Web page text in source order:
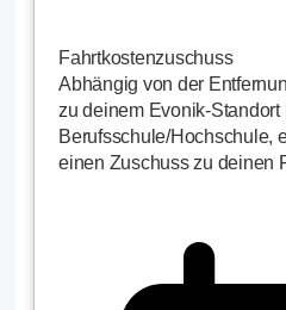
Fahrtkostenzuschuss
Abhängig von der
zu deinem Evonik-Standort
Berufsschule/Hochschule,
einen Zuschuss zu deinen